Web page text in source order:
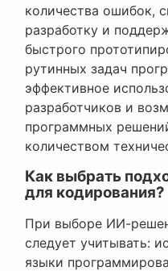
количества ошибок,
разработку и
быстрого
рутинных задач
эффективное
разработчиков и
программных
количеством
Как выбрать
для кодирования?
При выборе ИИ-
следует учитывать:
языки